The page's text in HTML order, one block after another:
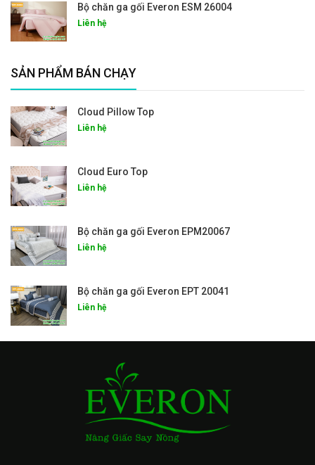
Bộ chăn ga gối Everon ESM 26004
Liên hệ
SẢN PHẨM BÁN CHẠY
Cloud Pillow Top
Liên hệ
Cloud Euro Top
Liên hệ
Bộ chăn ga gối Everon EPM20067
Liên hệ
Bộ chăn ga gối Everon EPT 20041
Liên hệ